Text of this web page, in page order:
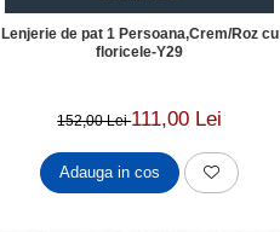
Lenjerie de pat 1 Persoana,Crem/Roz cu
floricele-Y29
152,00 Lei111,00 Lei
Adauga in cos